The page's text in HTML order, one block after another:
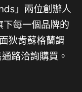
」兩位創辦人
每一個品牌的
狄肯蘇格蘭調
路洽詢購買。